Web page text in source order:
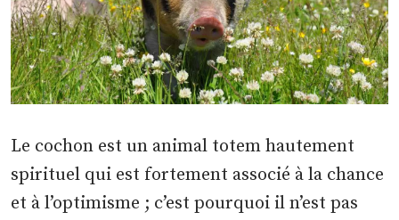
Le cochon est un animal totem hautement
spirituel qui est fortement associé à la chance
et à l’optimisme ; c’est pourquoi il n’est pas